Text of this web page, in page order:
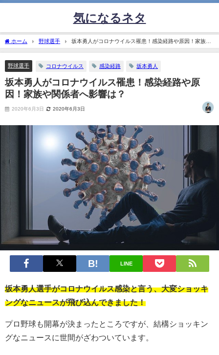
気になるネタ
ホーム 野球選手
坂本勇人がコロナウイルス罹患！感染経路や原因！家族や
関係者へ影響は？
野球選手 コロナウイルス 感染経路 坂本勇人
坂本勇人がコロナウイルス罹患！感染経路や原
因！家族や関係者へ影響は？
2020年6月3日 2020年6月3日
LINE
坂本勇人選手がコロナウイルス感染と言う、大変ショッキ
ングなニュースが飛び込んできました！
プロ野球も開幕が決まったところですが、結構ショッキン
グなニュースに世間がざわついています。